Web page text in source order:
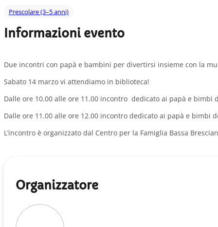
Prescolare (3–5 anni)
Informazioni evento
Due incontri con papà e bambini per divertirsi insieme con la
Sabato 14 marzo vi attendiamo in biblioteca!
Dalle ore 10.00 alle ore 11.00 incontro dedicato ai papà e bimbi
Dalle ore 11.00 alle ore 12.00 incontro dedicato ai papà e bimbi
L’incontro è organizzato dal Centro per la Famiglia Bassa
Organizzatore